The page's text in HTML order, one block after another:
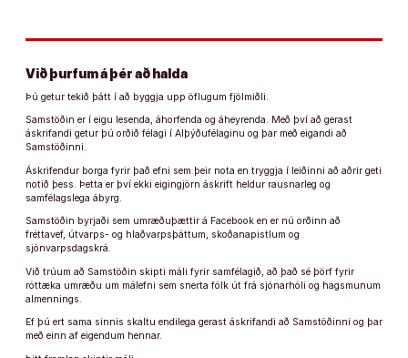
Við þurfum á þér að halda
Þú getur tekið þátt í að byggja upp öflugum fjölmiðli.
Samstöðin er í eigu lesenda, áhorfenda og áheyrenda. Með því að gerast
áskrifandi getur þú orðið félagi í Alþýðufélaginu og þar með eigandi að
Samstöðinni.
Áskrifendur borga fyrir það efni sem þeir nota en tryggja í leiðinni að aðrir geti
notið þess. Þetta er því ekki eigingjörn áskrift heldur rausnarleg og
samfélagslega ábyrg.
Samstöðin byrjaði sem umræðuþættir á Facebook en er nú orðinn að
fréttavef, útvarps- og hlaðvarpsþáttum, skoðanapistlum og
sjónvarpsdagskrá.
Við trúum að Samstöðin skipti máli fyrir samfélagið, að það sé þörf fyrir
róttæka umræðu um málefni sem snerta fólk út frá sjónarhóli og hagsmunum
almennings.
Ef þú ert sama sinnis skaltu endilega gerast áskrifandi að Samstöðinni og þar
með einn af eigendum hennar.